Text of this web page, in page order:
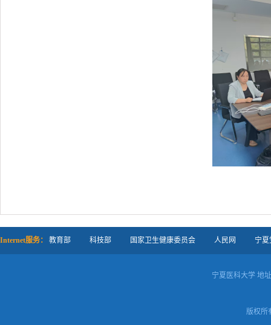
Internet服务： 教育部 科技部 国家卫生健康委员会 人民网 宁夏
宁夏医科大学 地
版权所